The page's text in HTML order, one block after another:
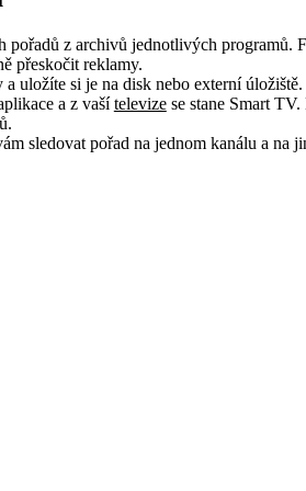
z archivů jednotlivých programů.
přeskočit reklamy.
uložíte si je na disk nebo externí úložiště.
a z vašítelevizese stane Smart TV.
sledovat pořad na jednom kanálu a na